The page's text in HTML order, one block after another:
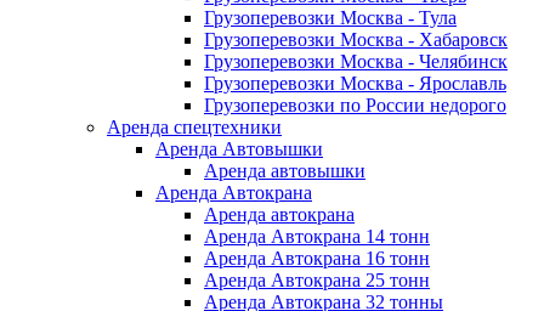
Грузоперевозки Москва - Тула
Грузоперевозки Москва - Хабаровск
Грузоперевозки Москва - Челябинск
Грузоперевозки Москва - Ярославль
Грузоперевозки по России недорого
Аренда спецтехники
Аренда Автовышки
Аренда автовышки
Аренда Автокрана
Аренда автокрана
Аренда Автокрана 14 тонн
Аренда Автокрана 16 тонн
Аренда Автокрана 25 тонн
Аренда Автокрана 32 тонны